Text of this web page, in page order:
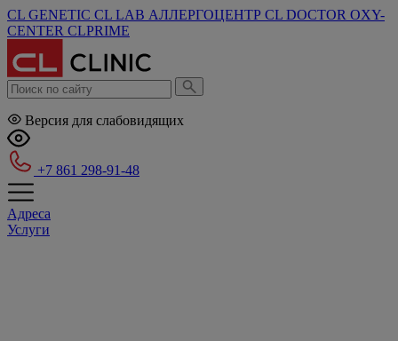
CL GENETIC CL LAB АЛЛЕРГОЦЕНТР CL DOCTOR OXY-
CENTER CLPRIME
Версия для слабовидящих
+7 861 298-91-48
Адреса
Услуги